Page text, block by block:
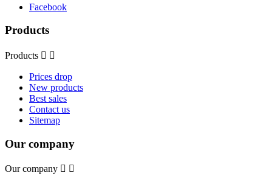
Facebook
Products
Products  
Prices drop
New products
Best sales
Contact us
Sitemap
Our company
Our company  